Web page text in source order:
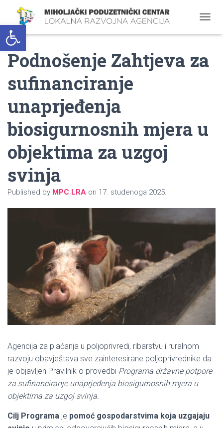
Open toolbar
O
L
T
Podnošenje Zahtjeva za
sufinanciranje
unaprjeđenja
biosigurnosnih mjera u
objektima za uzgoj
svinja
Published by MPC LRA on 17. studenoga 2025.
Agencija za plaćanja u poljoprivredi, ribarstvu i ruralnom
razvoju obavještava sve zainteresirane poljoprivrednike da
je objavljen Pravilnik o provedbi Programa državne potpore
za sufinanciranje unaprjeđenja biosigurnosnih mjera u
objektima za uzgoj svinja.
Cilj Programa je pomoć gospodarstvima koja uzgajaju